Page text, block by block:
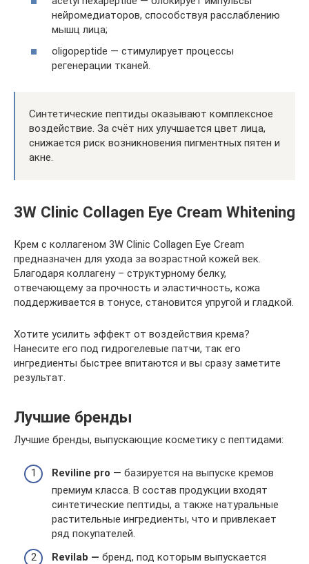
нейромедиаторов, способствуя расслаблению
мышц лица;
oligopeptide — стимулирует процессы
регенерации тканей.
Синтетические пептиды оказывают комплексное
воздействие. За счёт них улучшается цвет лица,
снижается риск возникновения пигментных пятен и
акне.
3W Clinic Collagen Eye Cream Whitening
Крем с коллагеном 3W Clinic Collagen Eye Cream
предназначен для ухода за возрастной кожей век.
Благодаря коллагену – структурному белку,
отвечающему за прочность и эластичность, кожа
поддерживается в тонусе, становится упругой и гладкой.
Хотите усилить эффект от воздействия крема?
Нанесите его под гидрогелевые патчи, так его
ингредиенты быстрее впитаются и вы сразу заметите
результат.
Лучшие бренды
Лучшие бренды, выпускающие косметику с пептидами:
Reviline pro — базируется на выпуске кремов
премиум класса. В состав продукции входят
синтетические пептиды, а также натуральные
растительные ингредиенты, что и привлекает
ряд покупателей.
Revilab — бренд, под которым выпускается